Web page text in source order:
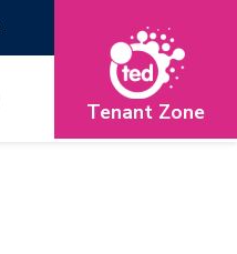
Tenant Zone